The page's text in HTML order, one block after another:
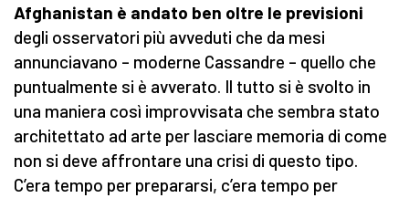
Afghanistan è andato ben oltre le previsioni
degli osservatori più avveduti che da mesi
annunciavano – moderne Cassandre – quello che
puntualmente si è avverato. Il tutto si è svolto in
una maniera così improvvisata che sembra stato
architettato ad arte per lasciare memoria di come
non si deve affrontare una crisi di questo tipo.
C’era tempo per prepararsi, c’era tempo per